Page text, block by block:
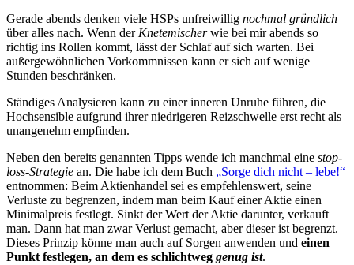
Gerade abends denken viele HSPs unfreiwillig nochmal gründlich
über alles nach. Wenn der Knetemischerwie bei mir abends so
richtig ins Rollen kommt, lässt der Schlaf auf sich warten. Bei
außergewöhnlichen Vorkommnissen kann er sich auf wenige
Stunden beschränken.
Ständiges Analysieren kann zu einer inneren Unruhe führen, die
Hochsensible aufgrund ihrer niedrigeren Reizschwelle erst recht als
unangenehm empfinden.
Neben den bereits genannten Tipps wende ich manchmal eine stop-
loss-Strategie an. Die habe ich dem Buch „Sorge dich nicht – lebe!“
entnommen: Beim Aktienhandel sei es empfehlenswert, seine
Verluste zu begrenzen, indem man beim Kauf einer Aktie einen
Minimalpreis festlegt. Sinkt der Wert der Aktie darunter, verkauft
man. Dann hat man zwar Verlust gemacht, aber dieser ist begrenzt.
Dieses Prinzip könne man auch auf Sorgen anwenden und einen
Punkt festlegen, an dem es schlichtweg genug ist.